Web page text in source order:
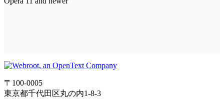
〒100-0005
東京都千代田区丸の内1-8-3